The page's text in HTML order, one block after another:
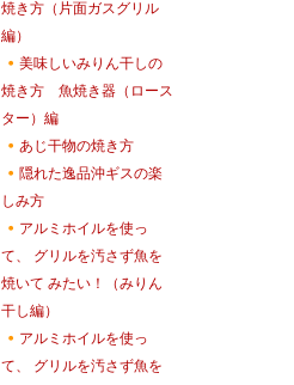
焼き方（片面ガスグリル
編）
美味しいみりん干しの
焼き方 魚焼き器（ロース
ター）編
あじ干物の焼き方
隠れた逸品沖ギスの楽
しみ方
アルミホイルを使っ
て、 グリルを汚さず魚を
焼いて みたい！（みりん
干し編）
アルミホイルを使っ
て、 グリルを汚さず魚を